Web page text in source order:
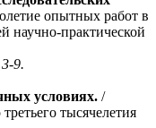
опытных работ в
научно-практической
9.
условиях. /
тысячелетия